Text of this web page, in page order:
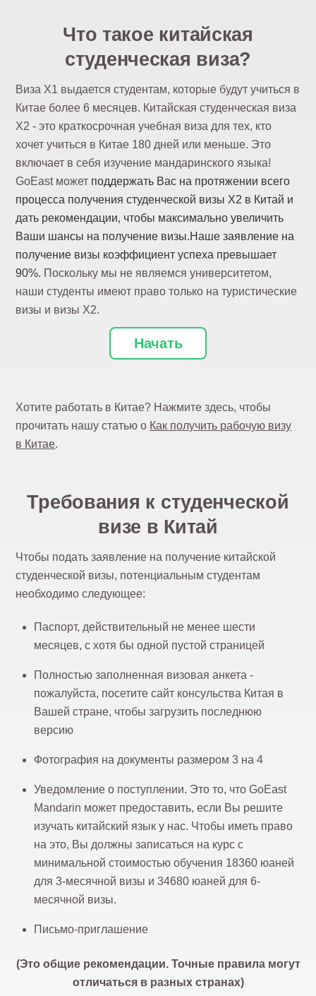
Что такое китайская
студенческая виза?
Виза X1 выдается студентам, которые будут учиться в
Китае более 6 месяцев. Китайская студенческая виза
X2 - это краткосрочная учебная виза для тех, кто
хочет учиться в Китае 180 дней или меньше. Это
включает в себя изучение мандаринского языка!
GoEast может поддержать Вас на протяжении всего
процесса получения студенческой визы X2 в Китай и
дать рекомендации, чтобы максимально увеличить
Ваши шансы на получение визы.Наше заявление на
получение визы коэффициент успеха превышает
90%. Поскольку мы не являемся университетом,
наши студенты имеют право только на туристические
визы и визы X2.
Начать
Хотите работать в Китае? Нажмите здесь, чтобы
прочитать нашу статью о Как получить рабочую визу
в Китае.
Требования к студенческой
визе в Китай
Чтобы подать заявление на получение китайской
студенческой визы, потенциальным студентам
необходимо следующее:
Паспорт, действительный не менее шести
месяцев, с хотя бы одной пустой страницей
Полностью заполненная визовая анкета -
пожалуйста, посетите сайт консульства Китая в
Вашей стране, чтобы загрузить последнюю
версию
Фотография на документы размером 3 на 4
Уведомление о поступлении. Это то, что GoEast
Mandarin может предоставить, если Вы решите
изучать китайский язык у нас. Чтобы иметь право
на это, Вы должны записаться на курс с
минимальной стоимостью обучения 18360 юаней
для 3-месячной визы и 34680 юаней для 6-
месячной визы.
Письмо-приглашение
(Это общие рекомендации. Точные правила могут
отличаться в разных странах)